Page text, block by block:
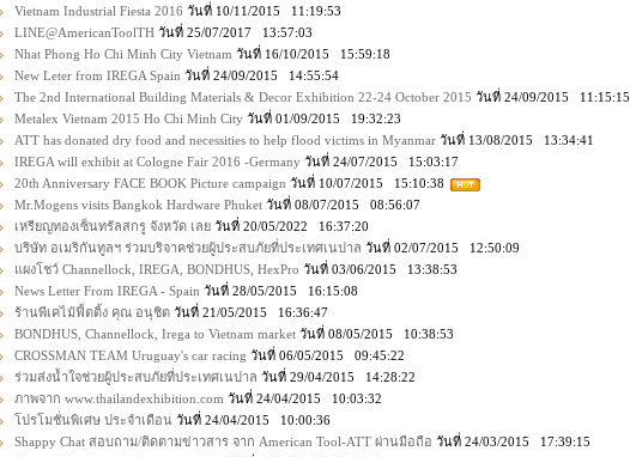
Vietnam Industrial Fiesta 2016 วันที่ 10/11/2015 11:19:53
LINE@AmericanToolTH วันที่ 25/07/2017 13:57:03
Nhat Phong Ho Chi Minh City Vietnam วันที่ 16/10/2015 15:59:18
New Leter from IREGA Spain วันที่ 24/09/2015 14:55:54
The 2nd International Building Materials & Decor Exhibition 22-24 October 2015 วันที่ 24/09/2015 11:15:15
Metalex Vietnam 2015 Ho Chi Minh City วันที่ 01/09/2015 19:32:23
ATT has donated dry food and necessities to help flood victims in Myanmar วันที่ 13/08/2015 13:34:41
IREGA will exhibit at Cologne Fair 2016 -Germany วันที่ 24/07/2015 15:03:17
20th Anniversary FACE BOOK Picture campaign วันที่ 10/07/2015 15:10:38
Mr.Mogens visits Bangkok Hardware Phuket วันที่ 08/07/2015 08:56:07
เหรียญทองเซ็นทรัลสกรู จังหวัด เลย วันที่ 20/05/2022 16:37:20
บริษัท อเมริกันทูลฯ ร่วมบริจาคช่วยผู้ประสบภัยที่ประเทศเนปาล วันที่ 02/07/2015 12:50:09
แผงโชว์ Channellock, IREGA, BONDHUS, HexPro วันที่ 03/06/2015 13:38:53
News Letter From IREGA - Spain วันที่ 28/05/2015 16:15:08
ร้านพีเคไม้ฟิ้ตติ้ง คุณ อนุชิต วันที่ 21/05/2015 16:36:47
BONDHUS, Channellock, Irega to Vietnam market วันที่ 08/05/2015 10:38:53
CROSSMAN TEAM Uruguay's car racing วันที่ 06/05/2015 09:45:22
ร่วมส่งน้ำใจช่วยผู้ประสบภัยที่ประเทศเนปาล วันที่ 29/04/2015 14:28:22
ภาพจาก www.thailandexhibition.com วันที่ 24/04/2015 10:03:32
โปรโมชั่นพิเศษ ประจำเดือน วันที่ 24/04/2015 10:00:36
Shappy Chat สอบถาม/ติดตามข่าวสาร จาก American Tool-ATT ผ่านมือถือ วันที่ 24/03/2015 17:39:15